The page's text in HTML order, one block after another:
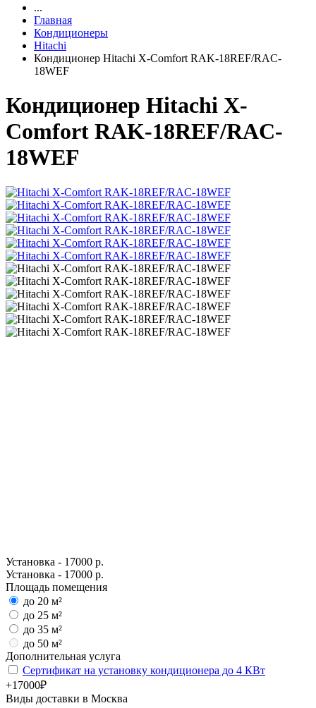
...
Главная
Кондиционеры
Hitachi
Кондиционер Hitachi X-Сomfort RAK-18REF/RAC-
18WEF
Кондиционер Hitachi X-
Сomfort RAK-18REF/RAC-
18WEF
Установка - 17000 р.
Установка - 17000 р.
Площадь помещения
до 20 м²
до 25 м²
до 35 м²
до 50 м²
Дополнительная услуга
Сертификат на установку кондиционера до 4 КВт
+17000₽
Виды доставки в Москва